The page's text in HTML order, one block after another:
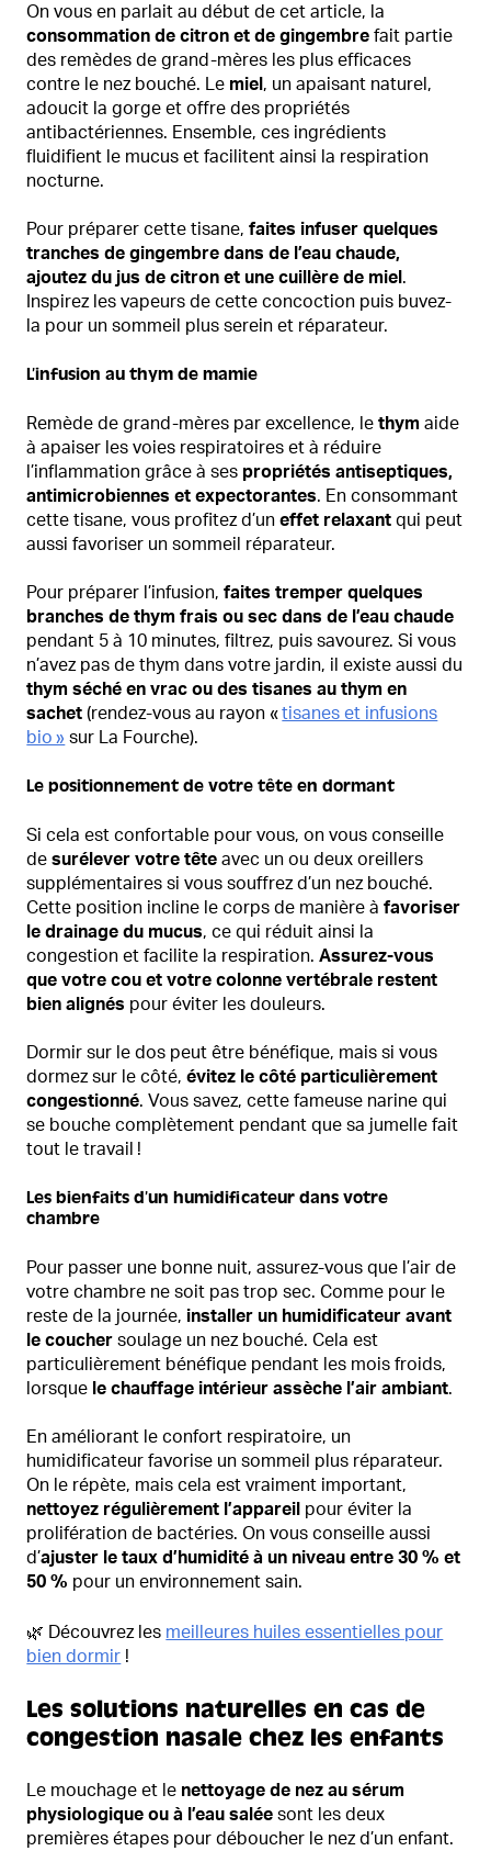
On vous en parlait au début de cet article, la
consommation de citron et de gingembre fait partie
des remèdes de grand-mères les plus efficaces
contre le nez bouché. Le miel , un apaisant naturel,
adoucit la gorge et offre des propriétés
antibactériennes. Ensemble, ces ingrédients
fluidifient le mucus et facilitent ainsi la respiration
nocturne.
Pour préparer cette tisane,faites infuser quelques
tranches de gingembre dans de l’eau chaude,
ajoutez du jus de citron et une cuillère de miel .
Inspirez les vapeurs de cette concoction puis buvez-
la pour un sommeil plus serein et réparateur.
L’infusion au thym de mamie
Remède de grand-mères par excellence, lethym aide
à apaiser les voies respiratoires et à réduire
l’inflammation grâce à ses propriétés antiseptiques,
antimicrobiennes et expectorantes. En consommant
cette tisane, vous profitez d’uneffet relaxant qui peut
aussi favoriser un sommeil réparateur.
Pour préparer l’infusion,faites tremper quelques
branches de thym frais ou sec dans de l’eau chaude
pendant 5 à 10 minutes, filtrez, puis savourez. Si vous
n’avez pas de thym dans votre jardin, il existe aussi du
thym séché en vrac ou des tisanes au thym en
sachet(rendez-vous au rayon «tisanes et infusions
bio » sur La Fourche).
Le positionnement de votre tête en dormant
Si cela est confortable pour vous, on vous conseille
desurélever votre tête avec un ou deux oreillers
supplémentaires si vous souffrez d’un nez bouché.
Cette position incline le corps de manière àfavoriser
le drainage du mucus, ce qui réduit ainsi la
congestion et facilite la respiration.Assurez-vous
que votre cou et votre colonne vertébrale restent
bien alignés pour éviter les douleurs.
Dormir sur le dos peut être bénéfique, mais si vous
dormez sur le côté,évitez le côté particulièrement
congestionné. Vous savez, cette fameuse narine qui
se bouche complètement pendant que sa jumelle fait
tout le travail !
Les bienfaits d’un humidificateur dans votre
chambre
Pour passer une bonne nuit, assurez-vous que l’air de
votre chambre ne soit pas trop sec. Comme pour le
reste de la journée, installer un humidificateur avant
le coucher soulage un nez bouché. Cela est
particulièrement bénéfique pendant les mois froids,
lorsque le chauffage intérieur assèche l’air ambiant.
En améliorant le confort respiratoire, un
humidificateur favorise un sommeil plus réparateur.
On le répète, mais cela est vraiment important,
nettoyez régulièrement l’appareil pour éviter la
prolifération de bactéries. On vous conseille aussi
d’ajuster le taux d’humidité à un niveau entre 30 % et
50 % pour un environnement sain.
🌿 Découvrez les meilleures huiles essentielles pour
bien dormir !
Les solutions naturelles en cas de
congestion nasale chez les enfants
Le mouchage et le nettoyage de nez au sérum
physiologique ou à l’eau salée sont les deux
premières étapes pour déboucher le nez d’un enfant.